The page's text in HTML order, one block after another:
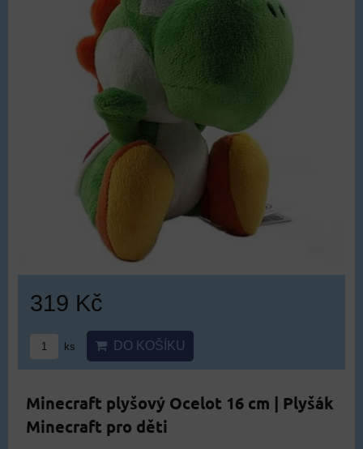
319 Kč
ks DO KOŠÍKU
Minecraft plyšový Ocelot 16 cm | Plyšák
Minecraft pro děti